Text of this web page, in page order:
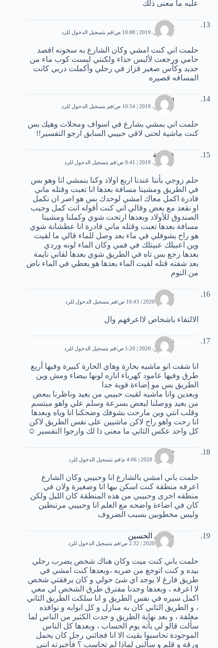
عليه ما معنى ذلك
راما
22 فبراير، 2019 | 10:08 ص قم بتسجيل الدخول للرد
حلمت اني كنت امشي وكان الشارع به سخونه اقصد
حامي ورجعت لألبس حذاء ولكنني لبست كوب ماء من
حديد وكأس صغير قزاز في رجلي وأكملت دربي كانت
المسافه قصيره
Roro
22 فبراير، 2019 | 10:54 ص قم بتسجيل الدخول للرد
حلمت اني بمشي بشارع في اسواف ومحلات وهيك بس
كنت ماشية لحتى لاقي حبيبي السابق ارجو التفسير!!
فاطمة
27 فبراير، 2019 | 9:41 ص قم بتسجيل الدخول للرد
حلم زوجي بأننا عندنا اربع اولاد وكنا بنمشي انا وهو بس
في الطريق ومشينا مسافة بعدها انا تعبت وقتله ماني
قادرة اكمل معاك امشي لوحدك بس هو اصر ان نكمل
او نقعد مع بعض وقالي اني كنت أقوله انت كمل وجيب
الصندوق للأولاد وبعدها ارتحت شوي وكملنا ومشينا
مسافة بعدها تعبت وقتله ماني قادرة انا عطشانة شوي
هو راح يشوفلي في ماء بعد وصل للماء قالي ما لقيت
وين اعبيلك عبيتلك في فمي وكان الماء لونه وردي
بعدها رجع بس تاه في الطريق شوي بعدها لقاني نايمة
بعد شفته قتله لقيت الماء بعدها هو يعطي في الماء ناض
من النوم
حمد
25 يناير، 2020 | 10:43 ص قم بتسجيل الدخول للرد
الالتقاء باشخاص لااعرفهم وال
نور
14 فبراير، 2020 | 1:20 ص قم بتسجيل الدخول للرد
انا شفت انو ماشيه بحارة وهاي الحارة كبيرة وفيها أربع
طرق وفيها عامود كهرباء اناره لونها بيضاء ومش وين
الطريق بس مو إضاءة قوية جدا
وبعدين وانا ماشيه لقيت حبيبي من بعيد وناظرنا ببعض
من بعيد ووصلنا لبعض بسرعة وسلم علي واهو مبتسم
وقلب انتي وين مارحت بشوفك وضحكنا انا وياه وبعدها
انا رحت واهو راح لاكن ماشيين على نفس الطريق لاكن
كل واحد عكس الثاني ما معنى ذا لك وارجوا التفسير ☺
Joole
26 أبريل، 2020 | 4:06 م قم بتسجيل الدخول للرد
حلمت باني امشي بالشارع انا وحبيبي وكان الشارع
اعرفه منطقة كنت اسكن بيها انا وصغيرة ولان في
منطقه اخرى وحبيبي من هذه المنطقة كان الليل ولكن
كان في اضاءة واضحه مع العلم انا وحبيبي مرتبطين
وليس مخطوبين بسبب الضروف
خليفي الحسين
17 مايو، 2020 | 2:32 ص قم بتسجيل الدخول للرد
حلمت باني كنت ميت وكان هناك شخص يضرب رجلي
بيده و كنت اتوجع من ضربه ،وبعدها كنت امشي في
طريق فارغ لا يوجد اي شئ حولي و كان برفقتي شخص
لا اعرفه ، وبعدها وجدنا مفترق طرق الشخص لي معي
اكمل سيره في نفس الطريق و انا سلكت الطريق الثاني
، و الطريق الثاني كان به منازل و كل ابوابه و نوافذه
مغلقة ، و بعد نهاية الطريق و جدت الكثير من الناس لما
سألت قالو لي بأنه يوم الحساب ، وبعدها كل الناس
الموجودة تحاسبوا بقيت الا انا فجائني رجل كان يحمل
ورقة و قلم و سألني لماذا لم تحاسب ؟ فأخبرته انني